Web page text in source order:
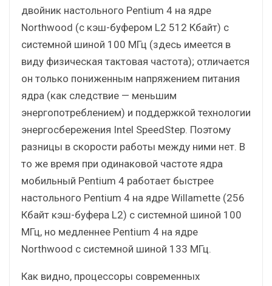
двойник настольного Pentium 4 на ядре
Northwood (с кэш-буфером L2 512 Кбайт) с
системной шиной 100 МГц (здесь имеется в
виду физическая тактовая частота); отличается
он только пониженным напряжением питания
ядра (как следствие — меньшим
энергопотреблением) и поддержкой технологии
энергосбережения Intel SpeedStep. Поэтому
разницы в скорости работы между ними нет. В
то же время при одинаковой частоте ядра
мобильный Pentium 4 работает быстрее
настольного Pentium 4 на ядре Willamette (256
Кбайт кэш-буфера L2) с системной шиной 100
МГц, но медленнее Pentium 4 на ядре
Northwood с системной шиной 133 МГц.
Как видно, процессоры современных